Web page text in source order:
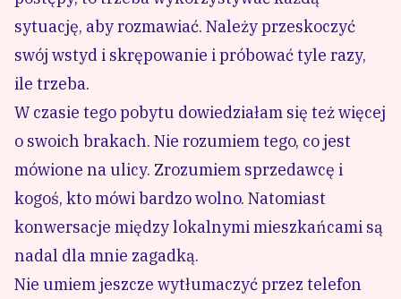
sytuację, aby rozmawiać. Należy przeskoczyć
swój wstyd i skrępowanie i próbować tyle razy,
ile trzeba.
W czasie tego pobytu dowiedziałam się też więcej
o swoich brakach. Nie rozumiem tego, co jest
mówione na ulicy. Zrozumiem sprzedawcę i
kogoś, kto mówi bardzo wolno. Natomiast
konwersacje między lokalnymi mieszkańcami są
nadal dla mnie zagadką.
Nie umiem jeszcze wytłumaczyć przez telefon